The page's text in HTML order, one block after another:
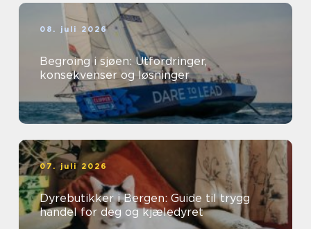
08. juli 2026
Begroing i sjøen: Utfordringer,
konsekvenser og løsninger
07. juli 2026
Dyrebutikker i Bergen: Guide til trygg
handel for deg og kjæledyret